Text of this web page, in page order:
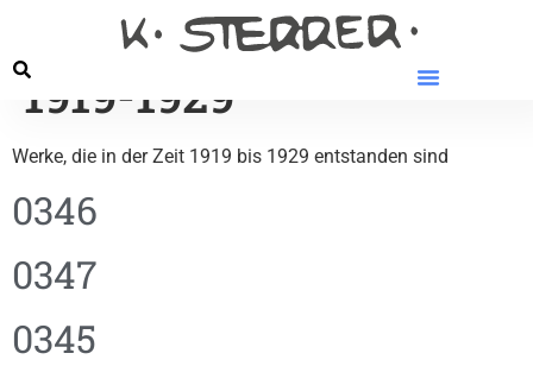
Kategorie:Epoche
1919-1929
Werke, die in der Zeit 1919 bis 1929 entstanden sind
0346
0347
0345